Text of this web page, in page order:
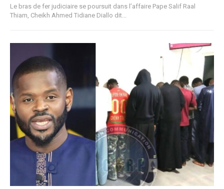
Le bras de fer judiciaire se poursuit dans l’affaire Pape Salif Raal
Thiam, Cheikh Ahmed Tidiane Diallo dit...